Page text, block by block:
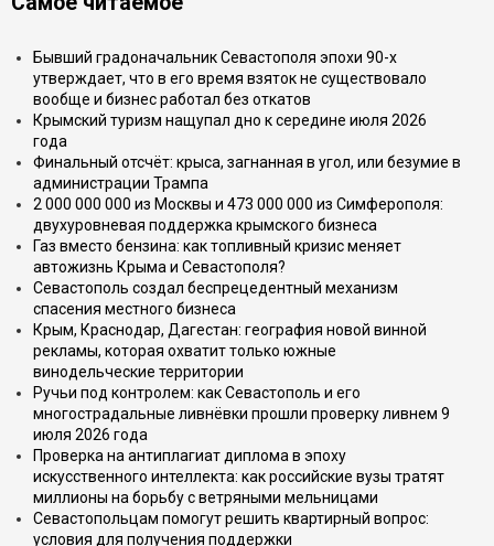
Бывший градоначальник Севастополя эпохи 90-х
утверждает, что в его время взяток не существовало
вообще и бизнес работал без откатов
Крымский туризм нащупал дно к середине июля 2026
года
Финальный отсчёт: крыса, загнанная в угол, или безумие в
администрации Трампа
2 000 000 000 из Москвы и 473 000 000 из Симферополя:
двухуровневая поддержка крымского бизнеса
Газ вместо бензина: как топливный кризис меняет
автожизнь Крыма и Севастополя?
Севастополь создал беспрецедентный механизм
спасения местного бизнеса
Крым, Краснодар, Дагестан: география новой винной
рекламы, которая охватит только южные
винодельческие территории
Ручьи под контролем: как Севастополь и его
многострадальные ливнёвки прошли проверку ливнем 9
июля 2026 года
Проверка на антиплагиат диплома в эпоху
искусственного интеллекта: как российские вузы тратят
миллионы на борьбу с ветряными мельницами
Севастопольцам помогут решить квартирный вопрос:
условия для получения поддержки